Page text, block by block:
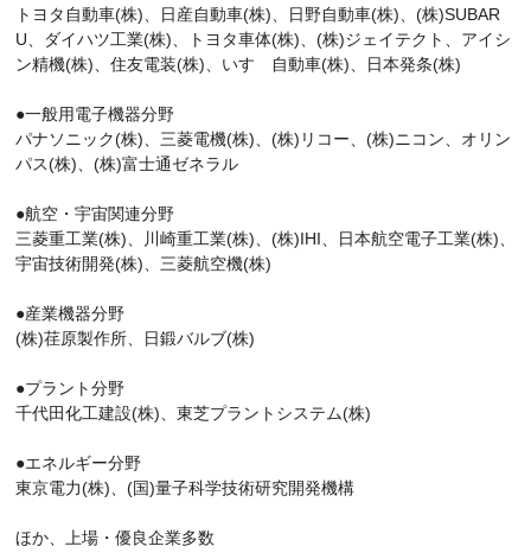
トヨタ自動車(株)、日産自動車(株)、日野自動車(株)、(株)SUBAR
U、ダイハツ工業(株)、トヨタ車体(株)、(株)ジェイテクト、アイシ
ン精機(株)、住友電装(株)、いすゞ自動車(株)、日本発条(株)
●一般用電子機器分野
パナソニック(株)、三菱電機(株)、(株)リコー、(株)ニコン、オリン
パス(株)、(株)富士通ゼネラル
●航空・宇宙関連分野
三菱重工業(株)、川崎重工業(株)、(株)IHI、日本航空電子工業(株)、
宇宙技術開発(株)、三菱航空機(株)
●産業機器分野
(株)荏原製作所、日鍛バルブ(株)
●プラント分野
千代田化工建設(株)、東芝プラントシステム(株)
●エネルギー分野
東京電力(株)、(国)量子科学技術研究開発機構
ほか、上場・優良企業多数